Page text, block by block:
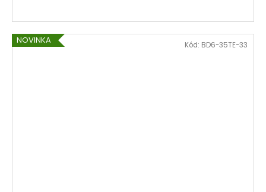
NOVINKA Kód: BD6-35TE-33